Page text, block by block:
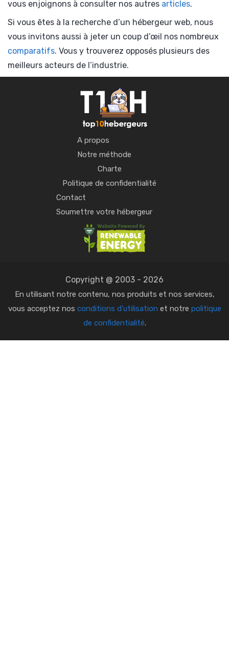
vous enjoignons à consulter nos autres articles.
Si vous êtes à la recherche d’un hébergeur web, nous
vous invitons aussi à jeter un coup d’œil nos nombreux
comparatifs. Vous y trouverez opposés plusieurs des
meilleurs acteurs de l’industrie.
A propos
Notre méthode
Charte
Politique de confidentialité
Contact
Soumettre votre hébergeur
Copyright @ 2003 - 2026
En utilisant notre contenu, nos produits et nos services,
vous acceptez nos conditions d'utilisation et notre politique
de confidentialité.